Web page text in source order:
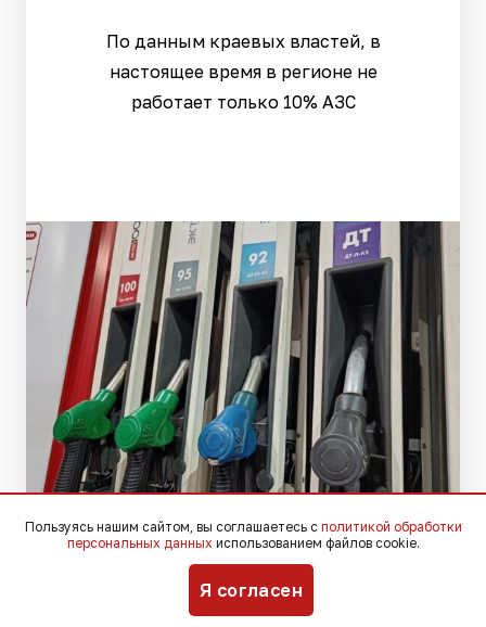
По данным краевых властей, в
настоящее время в регионе не
работает только 10% АЗС
Фото: Югополис
Пользуясь нашим сайтом, вы соглашаетесь с политикой обработки
персональных данных использованием файлов cookie.
Я согласен